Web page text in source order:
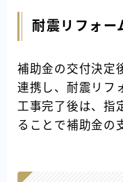
耐震リフォー
補助金の交付決定
連携し、耐震リフ
工事完了後は、指
ることで補助金の